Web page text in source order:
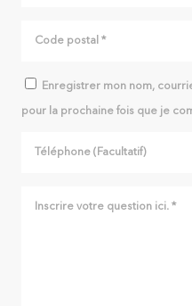
Enregistrer mon nom,
pour la prochaine fois que je